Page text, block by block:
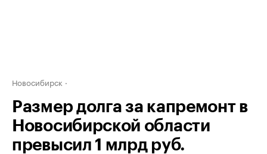
Новосибирск
Размер долга за капремонт в
Новосибирской области
превысил 1 млрд руб.